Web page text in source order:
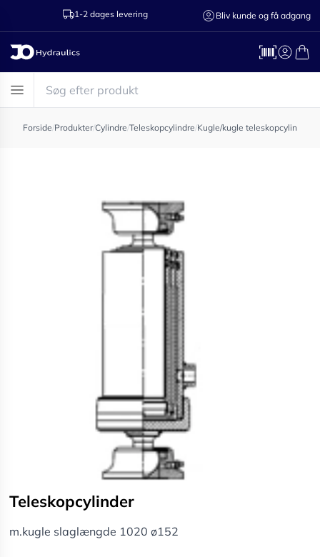
1-2 dages levering Ring til os
Bliv kunde og få adgang
Forside/Produkter/Cylindre/Teleskopcylindre/Kugle/kugle teleskopcylinder
Teleskopcylinder
m.kugle slaglængde 1020 ø152